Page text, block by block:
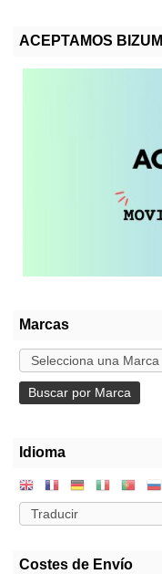
ACEPTAMOS BIZUM
Marcas
Idioma
Costes de Envío